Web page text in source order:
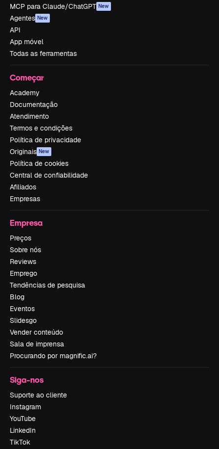
MCP para Claude/ChatGPT New
Agentes New
API
App móvel
Todas as ferramentas
Começar
Academy
Documentação
Atendimento
Termos e condições
Política de privacidade
Originais New
Política de cookies
Central de confiabilidade
Afiliados
Empresas
Empresa
Preços
Sobre nós
Reviews
Emprego
Tendências de pesquisa
Blog
Eventos
Slidesgo
Vender conteúdo
Sala de imprensa
Procurando por magnific.ai?
Siga-nos
Suporte ao cliente
Instagram
YouTube
LinkedIn
TikTok